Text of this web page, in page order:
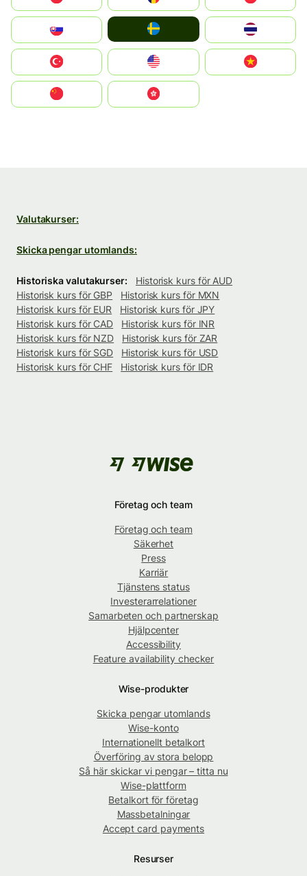
United States
中國香港特別行政區
Valutakurser:
Skicka pengar utomlands:
Historiska valutakurser:
Historisk kurs för AUD
Historisk kurs för GBP
Historisk kurs för MXN
Historisk kurs för EUR
Historisk kurs för JPY
Historisk kurs för CAD
Historisk kurs för INR
Historisk kurs för NZD
Historisk kurs för ZAR
Historisk kurs för SGD
Historisk kurs för USD
Historisk kurs för CHF
Historisk kurs för IDR
Företag och team
Företag och team
Säkerhet
Press
Karriär
Tjänstens status
Investerarrelationer
Samarbeten och partnerskap
Hjälpcenter
Accessibility
Feature availability checker
Wise-produkter
Skicka pengar utomlands
Wise-konto
Internationellt betalkort
Överföring av stora belopp
Så här skickar vi pengar – titta nu
Wise-plattform
Betalkort för företag
Massbetalningar
Accept card payments
Resurser